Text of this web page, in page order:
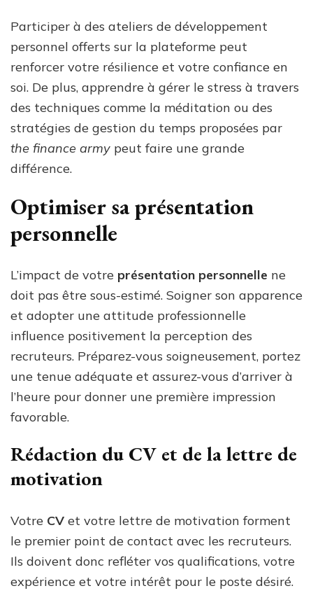
Participer à des ateliers de développement
personnel offerts sur la plateforme peut
renforcer votre résilience et votre confiance en
soi. De plus, apprendre à gérer le stress à travers
des techniques comme la méditation ou des
stratégies de gestion du temps proposées par
the finance army peut faire une grande
différence.
Optimiser sa présentation
personnelle
L’impact de votre présentation personnelle ne
doit pas être sous-estimé. Soigner son apparence
et adopter une attitude professionnelle
influence positivement la perception des
recruteurs. Préparez-vous soigneusement, portez
une tenue adéquate et assurez-vous d’arriver à
l’heure pour donner une première impression
favorable.
Rédaction du CV et de la lettre de
motivation
Votre CV et votre lettre de motivation forment
le premier point de contact avec les recruteurs.
Ils doivent donc refléter vos qualifications, votre
expérience et votre intérêt pour le poste désiré.